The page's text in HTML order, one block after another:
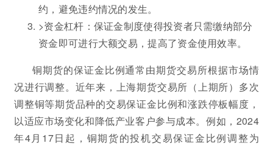
约，避免违约情况的发生。
>资金杠杆：保证金制度使得投资者只需缴纳部分
资金即可进行大额交易，提高了资金使用效率。
铜期货的保证金比例通常由期货交易所根据市场情
况进行调整。近年来，上海期货交易所（上期所）多次
调整铜等期货品种的交易保证金比例和涨跌停板幅度，
以适应市场变化和降低产业客户参与成本。例如，2024
年4月17日起，铜期货的投机交易保证金比例调整为